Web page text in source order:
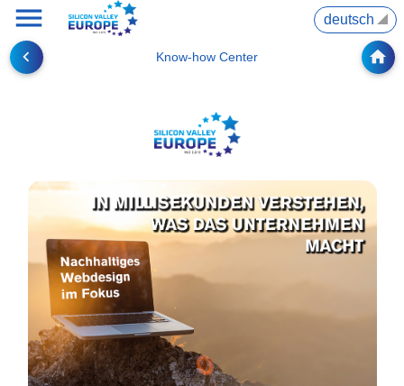
menu
navigate_before Know-how Center home